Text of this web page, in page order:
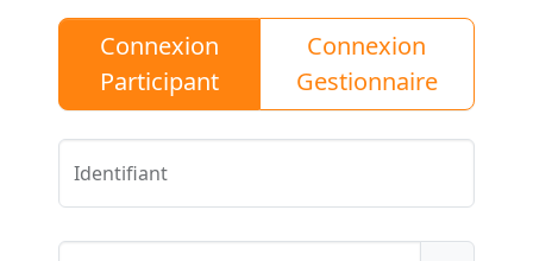
Connexion
Participant
Connexion
Gestionnaire
Identifiant